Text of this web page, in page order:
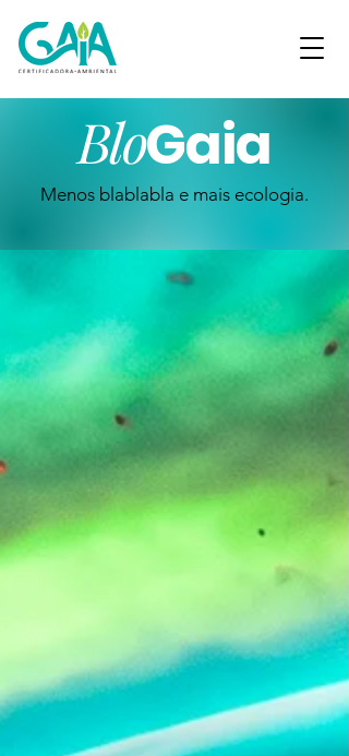
BloGaia
Menos blablabla e mais ecologia.